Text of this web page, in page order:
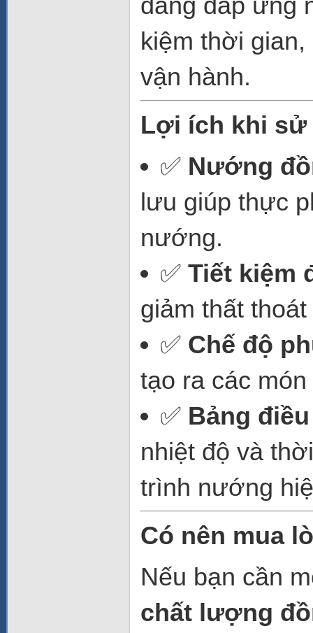
kiệm thời
vận hành.
Lợi ích khi sử
✅ Nướng
lưu giúp thực
nướng.
✅ Tiết kiệm
giảm thất
✅ Chế độ
tạo ra các
✅ Bảng
nhiệt độ và
trình nướng
Có nên mua
Nếu bạn cần
chất lượng